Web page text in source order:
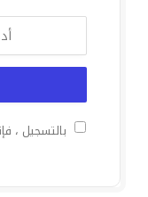
بالتسجيل ،